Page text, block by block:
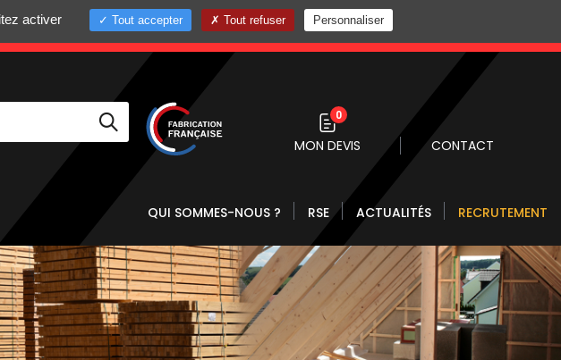
+33 (0)4 75 58 80 10
0
MON DEVIS CONTACT
QUI SOMMES-NOUS ? RSE ACTUALITÉS RECRUTEMENT
activer Tout accepter Tout refuser Personnaliser